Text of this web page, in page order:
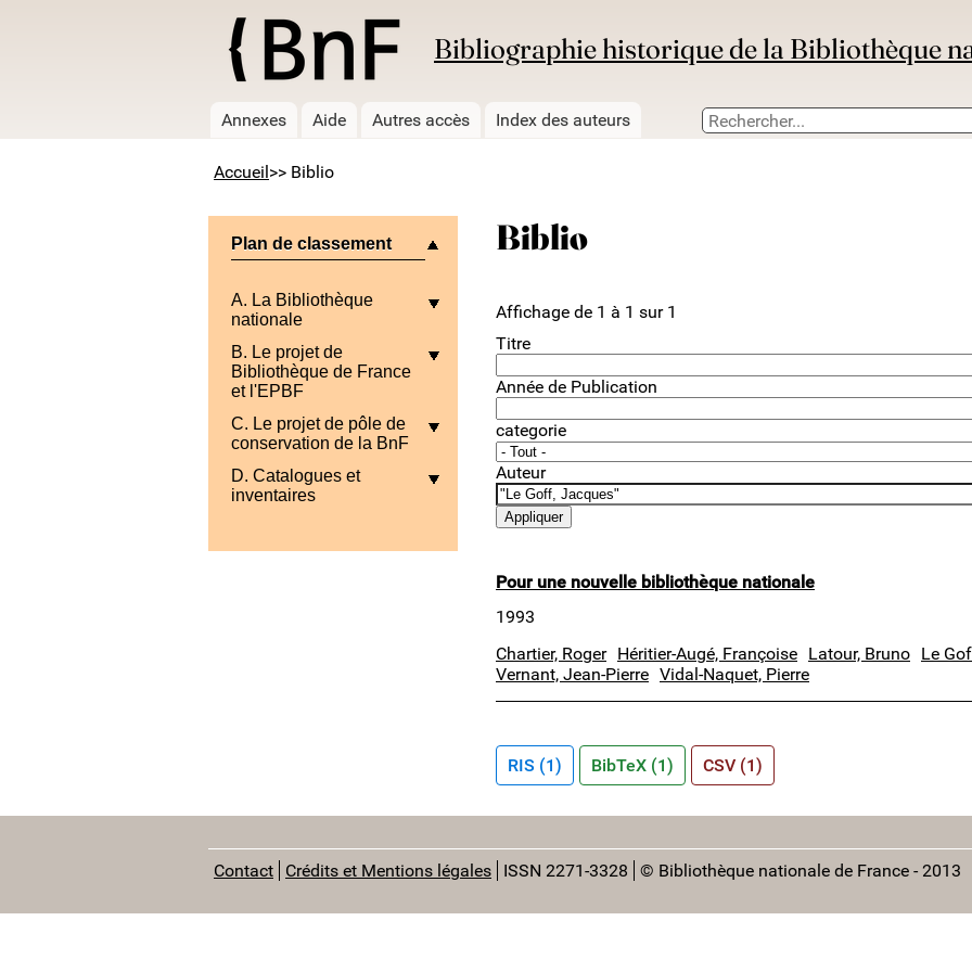
Bibliographie historique de la Bibliothèque
Annexes Aide Autres accès Index des auteurs
Accueil >> Biblio
Plan de classement
A. La Bibliothèque
nationale
B. Le projet de
Bibliothèque de France
et l'EPBF
C. Le projet de pôle de
conservation de la BnF
D. Catalogues et
inventaires
Biblio
Affichage de 1 à 1 sur 1
Titre
Année de Publication
categorie
Auteur
Pour une nouvelle bibliothèque nationale
1993
Chartier, Roger Héritier-Augé, Françoise Latour, Bruno Le
Vernant, Jean-Pierre Vidal-Naquet, Pierre
RIS (1) BibTeX (1) CSV (1)
Contact Crédits et Mentions légales ISSN 2271-3328 © Bibliothèque nationale de France - 2013